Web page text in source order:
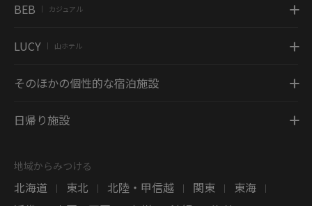
BEB カジュアル
LUCY 山ホテル
そのほかの個性的な宿泊施設
日帰り施設
地域からみつける
北海道 | 東北 | 北陸・甲信越 | 関東 | 東海 |